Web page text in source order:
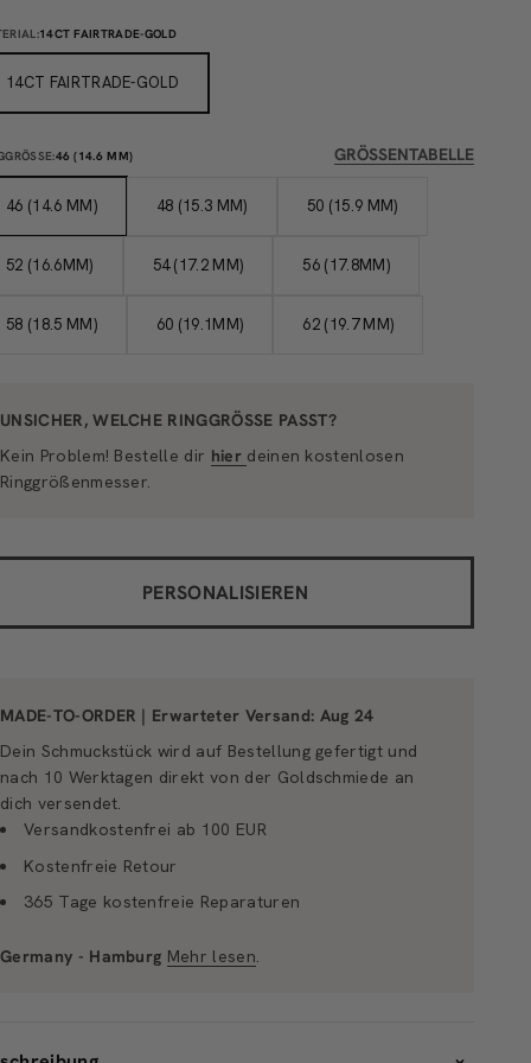
14CT FAIRTRADE-GOLD
14CT FAIRTRADE-GOLD
46 (14.6 MM) GRÖSSENTABELLE
46 (14.6 MM) 48 (15.3 MM) 50 (15.9 MM)
52 (16.6MM) 54 (17.2 MM) 56 (17.8MM)
58 (18.5 MM) 60 (19.1MM) 62 (19.7 MM)
UNSICHER, WELCHE RINGGRÖSSE PASST?
Kein Problem! Bestelle dir hier deinen kostenlosen
Ringgrößenmesser.
PERSONALISIEREN
MADE-TO-ORDER | Erwarteter Versand: Aug 24
Dein Schmuckstück wird auf Bestellung gefertigt und
nach 10 Werktagen direkt von der Goldschmiede an
dich versendet.
Versandkostenfrei ab 100 EUR
Kostenfreie Retour
365 Tage kostenfreie Reparaturen
Germany - Hamburg Mehr lesen.